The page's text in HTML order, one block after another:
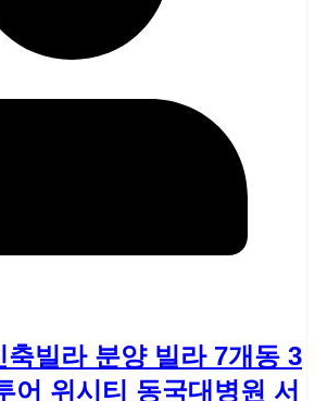
축빌라 분양 빌라 7개동 3
어 위시티 동국대병원 서